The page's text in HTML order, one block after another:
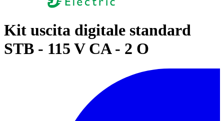
Kit uscita digitale standard
STB - 115 V CA - 2 O